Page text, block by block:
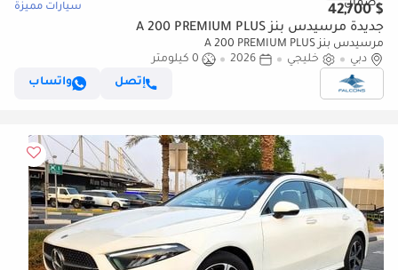
$ 42,700 سيارات مميزة
جديدة مرسيدس بنز A 200 PREMIUM PLUS
مرسيدس بنز A 200 PREMIUM PLUS
دبي
خليجي 2026
0 كيلومتر
إتصل
واتساب